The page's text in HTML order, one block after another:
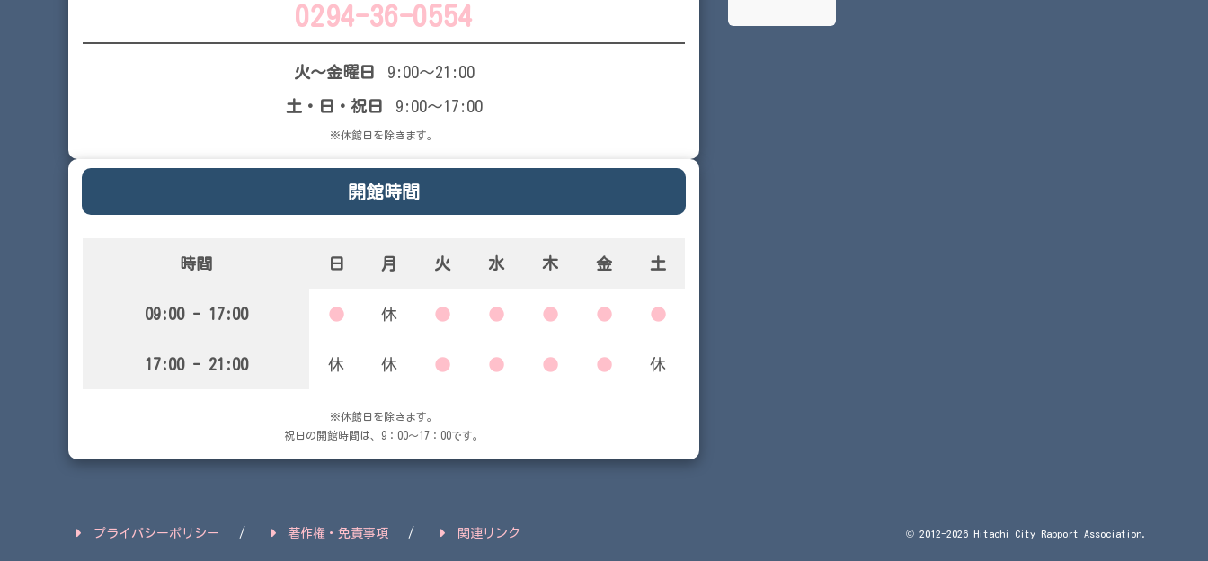
0294-36-0554
火～金曜日 9:00～21:00
土・日・祝日 9:00～17:00
※休館日を除きます。
開館時間
時間 日 月 火 水 木 金 土
09:00 - 17:00 ● 休 ● ● ● ● ●
17:00 - 21:00 休 休 ● ● ● ● 休
※休館日を除きます。
祝日の開館時間は、9：00～17：00です。
プライバシーポリシー 著作権・免責事項 関連リンク © 2012-2026 Hitachi City Rapport Association.